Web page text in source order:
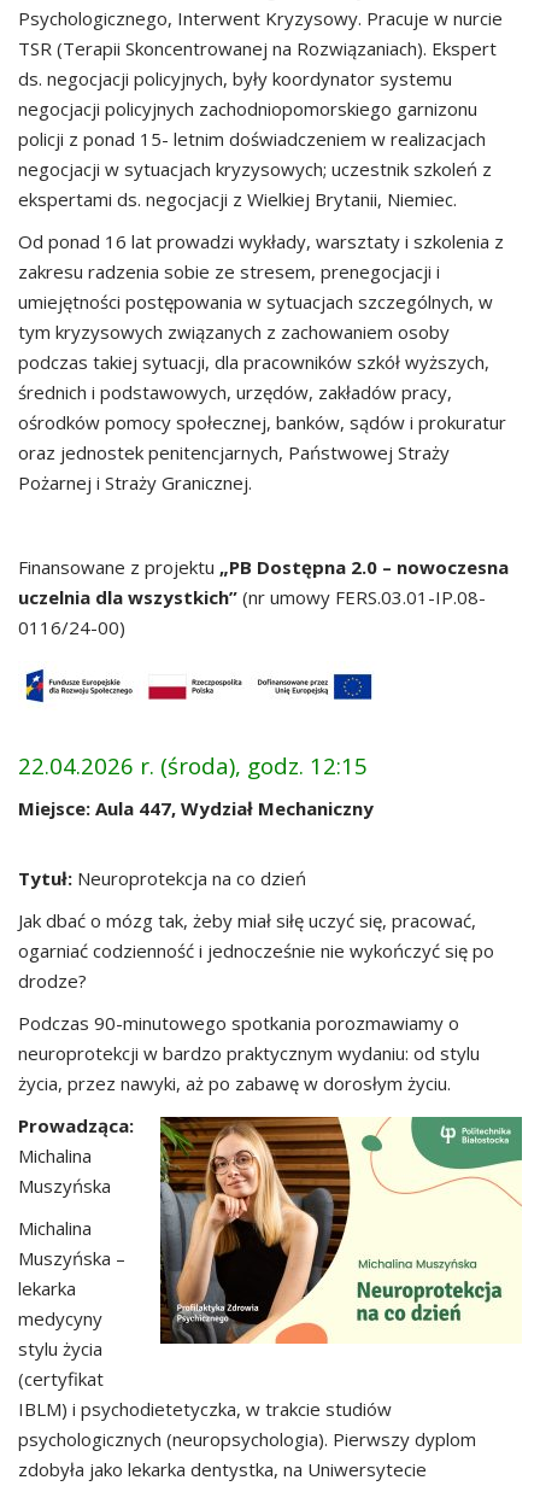
Psychologicznego, Interwent Kryzysowy. Pracuje w nurcie
TSR (Terapii Skoncentrowanej na Rozwiązaniach). Ekspert
ds. negocjacji policyjnych, były koordynator systemu
negocjacji policyjnych zachodniopomorskiego garnizonu
policji z ponad 15- letnim doświadczeniem w realizacjach
negocjacji w sytuacjach kryzysowych; uczestnik szkoleń z
ekspertami ds. negocjacji z Wielkiej Brytanii, Niemiec.
Od ponad 16 lat prowadzi wykłady, warsztaty i szkolenia z
zakresu radzenia sobie ze stresem, prenegocjacji i
umiejętności postępowania w sytuacjach szczególnych, w
tym kryzysowych związanych z zachowaniem osoby
podczas takiej sytuacji, dla pracowników szkół wyższych,
średnich i podstawowych, urzędów, zakładów pracy,
ośrodków pomocy społecznej, banków, sądów i prokuratur
oraz jednostek penitencjarnych, Państwowej Straży
Pożarnej i Straży Granicznej.
Finansowane z projektu „PB Dostępna 2.0 – nowoczesna
uczelnia dla wszystkich” (nr umowy FERS.03.01-IP.08-
0116/24-00)
22.04.2026 r. (środa), godz. 12:15
Miejsce: Aula 447, Wydział Mechaniczny
Tytuł: Neuroprotekcja na co dzień
Jak dbać o mózg tak, żeby miał siłę uczyć się, pracować,
ogarniać codzienność i jednocześnie nie wykończyć się po
drodze?
Podczas 90-minutowego spotkania porozmawiamy o
neuroprotekcji w bardzo praktycznym wydaniu: od stylu
życia, przez nawyki, aż po zabawę w dorosłym życiu.
Prowadząca:
Michalina
Muszyńska
Michalina
Muszyńska –
lekarka
medycyny
stylu życia
(certyfikat
IBLM) i psychodietetyczka, w trakcie studiów
psychologicznych (neuropsychologia). Pierwszy dyplom
zdobyła jako lekarka dentystka, na Uniwersytecie